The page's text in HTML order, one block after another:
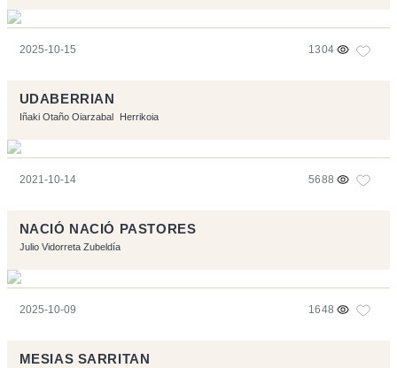
2025-10-15 1304
UDABERRIAN
Iñaki Otaño Oiarzabal Herrikoia
2021-10-14 5688
NACIÓ NACIÓ PASTORES
Julio Vidorreta Zubeldía
2025-10-09 1648
MESIAS SARRITAN